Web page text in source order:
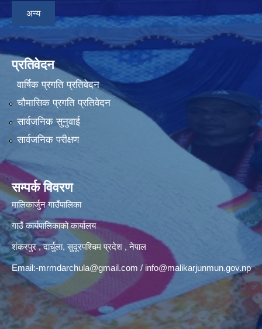
अन्य
प्रतिवेदन
वार्षिक प्रगति प्रतिवेदन
चौमासिक प्रगति प्रतिवेदन
सार्वजनिक सुनुवाई
सार्वजनिक परीक्षण
सम्पर्क विवरण
मालिकार्जुन गाउँपालिका
गाउँ कार्यपालिकाको कार्यालय
शंकरपुर , दार्चुला, सुदूरपश्चिम प्रदेश , नेपाल
Email:-mrmdarchula@gmail.com / info@malikarjunmun.gov.np